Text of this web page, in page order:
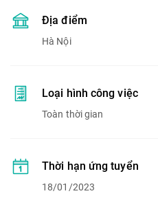
Địa điểm
Hà Nội
Loại hình công việc
Toàn thời gian
Thời hạn ứng tuyển
18/01/2023